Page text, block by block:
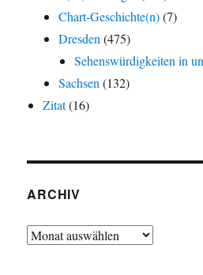
Chart-Geschichte(n)(7)
Dresden (475)
Sehenswürdigkeiten in
Sachsen (132)
Zitat(16)
ARCHIV
Archiv